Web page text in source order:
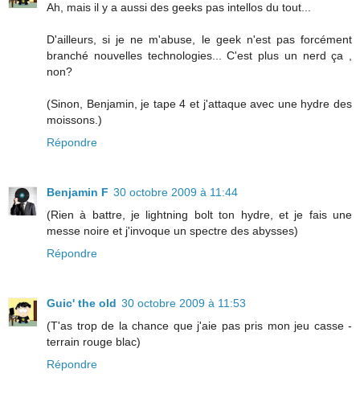
Ah, mais il y a aussi des geeks pas intellos du tout...
D'ailleurs, si je ne m'abuse, le geek n'est pas forcément
branché nouvelles technologies... C'est plus un nerd ça ,
non?
(Sinon, Benjamin, je tape 4 et j'attaque avec une hydre des
moissons.)
Répondre
Benjamin F 30 octobre 2009 à 11:44
(Rien à battre, je lightning bolt ton hydre, et je fais une
messe noire et j'invoque un spectre des abysses)
Répondre
Guic' the old 30 octobre 2009 à 11:53
(T'as trop de la chance que j'aie pas pris mon jeu casse -
terrain rouge blac)
Répondre